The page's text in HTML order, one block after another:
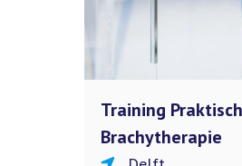
Training
Brachytherapie